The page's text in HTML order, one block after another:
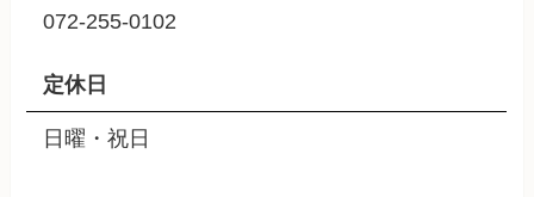
072-255-0102
定休日
日曜・祝日